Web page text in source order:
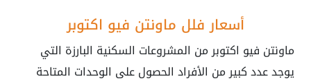
أسعار فلل ماونتن فيو اكتوبر
ماونتن فيو اكتوبر من المشروعات السكنية البارزة التي
يوجد عدد كبير من الأفراد الحصول علي الوحدات المتاحة